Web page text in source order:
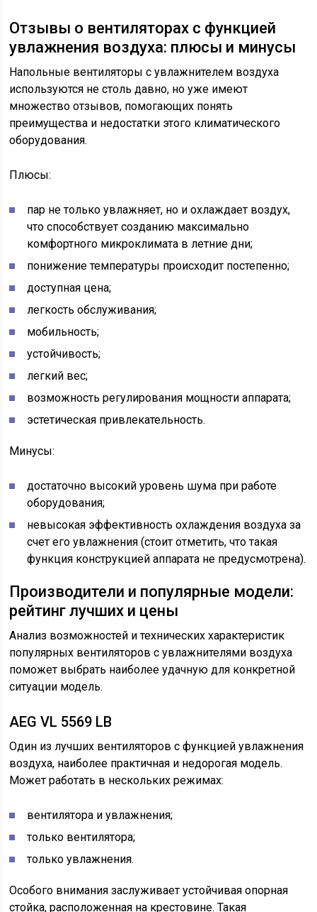
Отзывы о вентиляторах с функцией
увлажнения воздуха: плюсы и минусы
Напольные вентиляторы с увлажнителем воздуха
используются не столь давно, но уже имеют
множество отзывов, помогающих понять
преимущества и недостатки этого климатического
оборудования.
Плюсы:
пар не только увлажняет, но и охлаждает воздух,
что способствует созданию максимально
комфортного микроклимата в летние дни;
понижение температуры происходит постепенно;
доступная цена;
легкость обслуживания;
мобильность;
устойчивость;
легкий вес;
возможность регулирования мощности аппарата;
эстетическая привлекательность.
Минусы:
достаточно высокий уровень шума при работе
оборудования;
невысокая эффективность охлаждения воздуха за
счет его увлажнения (стоит отметить, что такая
функция конструкцией аппарата не предусмотрена).
Производители и популярные модели:
рейтинг лучших и цены
Анализ возможностей и технических характеристик
популярных вентиляторов с увлажнителями воздуха
поможет выбрать наиболее удачную для конкретной
ситуации модель.
AEG VL 5569 LB
Один из лучших вентиляторов с функцией увлажнения
воздуха, наиболее практичная и недорогая модель.
Может работать в нескольких режимах:
вентилятора и увлажнения;
только вентилятора;
только увлажнения.
Особого внимания заслуживает устойчивая опорная
стойка, расположенная на крестовине. Такая